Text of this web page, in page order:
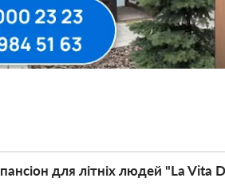
для літніх людей "La Vita